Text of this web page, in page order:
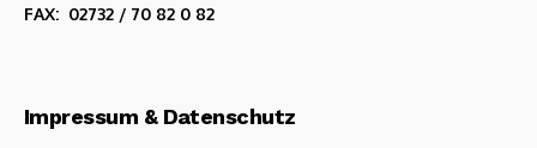
FAX: 02732 / 70 82 0 82
Impressum & Datenschutz